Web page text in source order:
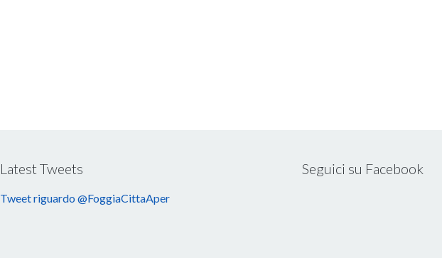
Latest Tweets
Tweet riguardo @FoggiaCittaAper
Seguici su Facebook